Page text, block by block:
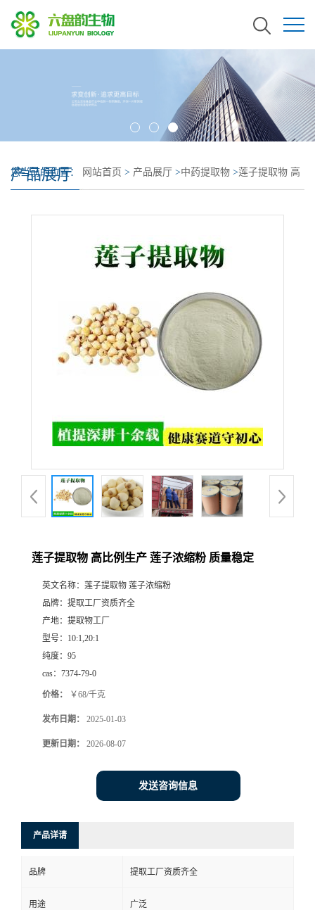
产品展厅
您当前的位置： 网站首页 > 产品展厅 >中药提取物 >莲子提取物 高
莲子提取物 高比例生产 莲子浓缩粉 质量稳定
英文名称： 莲子提取物 莲子浓缩粉
品牌： 提取工厂资质齐全
产地： 提取物工厂
型号： 10:1,20:1
纯度： 95
cas： 7374-79-0
价格： ￥68/千克
发布日期： 2025-01-03
更新日期： 2026-08-07
发送咨询信息
产品详请
品牌 提取工厂资质齐全
用途 广泛